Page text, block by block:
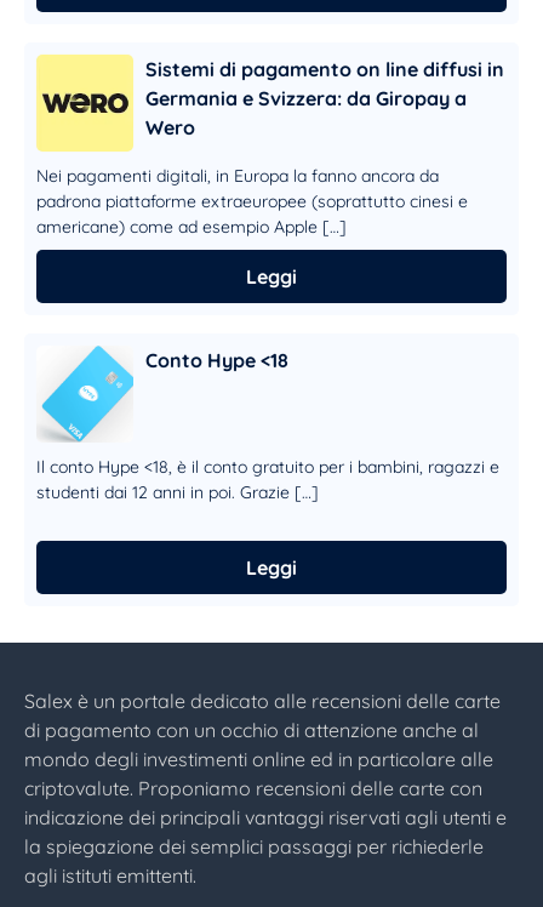
Sistemi di pagamento on line diffusi in
Germania e Svizzera: da Giropay a
Wero
Nei pagamenti digitali, in Europa la fanno ancora da
padrona piattaforme extraeuropee (soprattutto cinesi e
americane) come ad esempio Apple […]
Leggi
Conto Hype <18
Il conto Hype <18, è il conto gratuito per i bambini, ragazzi e
studenti dai 12 anni in poi. Grazie […]
Leggi
Salex è un portale dedicato alle recensioni delle carte
di pagamento con un occhio di attenzione anche al
mondo degli investimenti online ed in particolare alle
criptovalute. Proponiamo recensioni delle carte con
indicazione dei principali vantaggi riservati agli utenti e
la spiegazione dei semplici passaggi per richiederle
agli istituti emittenti.